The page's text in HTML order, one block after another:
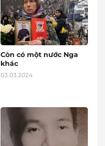
Còn có một nước Nga
khác
03.03.2024